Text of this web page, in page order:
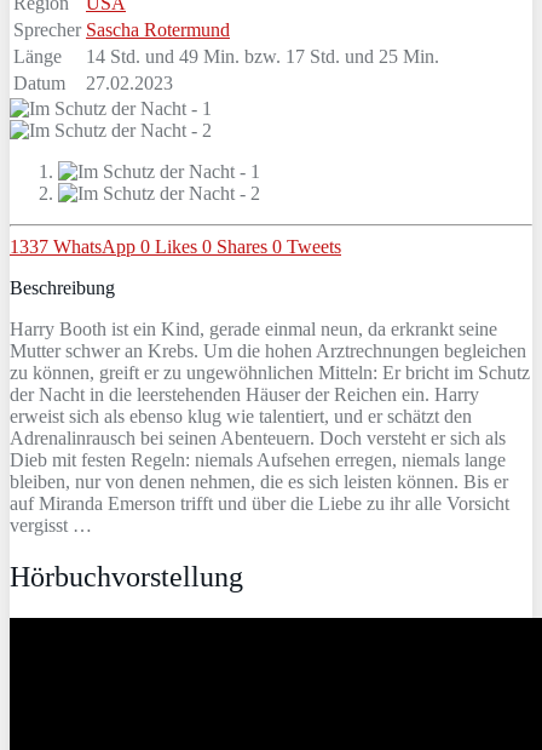
Sprecher Sascha Rotermund
Länge
14 Std. und 49 Min. bzw. 17 Std. und 25 Min.
Datum
27.02.2023
1337 WhatsApp 0 Likes 0 Shares 0 Tweets
Beschreibung
Harry Booth ist ein Kind, gerade einmal neun, da erkrankt seine
Mutter schwer an Krebs. Um die hohen Arztrechnungen begleichen
zu können, greift er zu ungewöhnlichen Mitteln: Er bricht im Schutz
der Nacht in die leerstehenden Häuser der Reichen ein. Harry
erweist sich als ebenso klug wie talentiert, und er schätzt den
Adrenalinrausch bei seinen Abenteuern. Doch versteht er sich als
Dieb mit festen Regeln: niemals Aufsehen erregen, niemals lange
bleiben, nur von denen nehmen, die es sich leisten können. Bis er
auf Miranda Emerson trifft und über die Liebe zu ihr alle Vorsicht
vergisst …
Hörbuchvorstellung